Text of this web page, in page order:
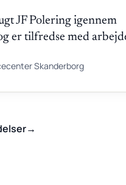
JF Polering igennem
er tilfredse med
Skanderborg
→